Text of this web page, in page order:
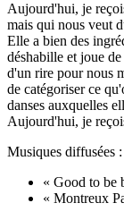
Aujourd'hui, je
mais qui nous veut
Elle a bien des
déshabille et joue
d'un rire pour nous
de catégoriser ce
danses auxquelles
Aujourd'hui, je
Musiques diffusées :
« Good to be
« Montreux